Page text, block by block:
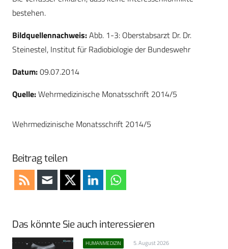
bestehen.
Bildquellennachweis:Abb. 1-3: Oberstabsarzt Dr. Dr.
Steinestel, Institut für Radiobiologie der Bundeswehr
Datum:09.07.2014
Quelle:Wehrmedizinische Monatsschrift 2014/5
Wehrmedizinische Monatsschrift 2014/5
Beitrag teilen
Das könnte Sie auch interessieren
HUMANMEDIZIN 5. August 2026